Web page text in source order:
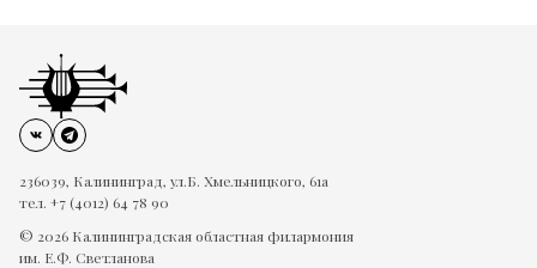
236039, Калининград, ул.Б. Хмельницкого, 61а
тел. +7 (4012) 64 78 90
© 2026 Калининградская областная филармония
им. Е.Ф. Светланова